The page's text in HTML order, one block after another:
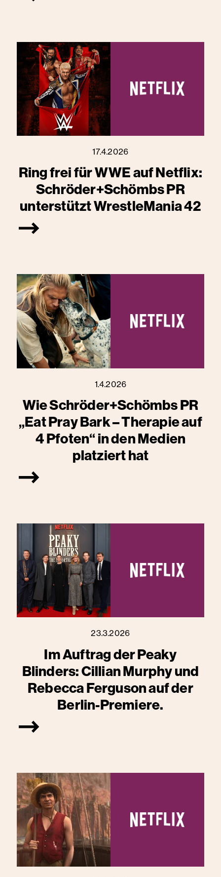
17.4.2026
Ring frei für WWE auf Netflix:
Schröder+Schömbs PR
unterstützt WrestleMania 42
1.4.2026
Wie Schröder+Schömbs PR
„Eat Pray Bark – Therapie auf
4 Pfoten“ in den Medien
platziert hat
23.3.2026
Im Auftrag der Peaky
Blinders: Cillian Murphy und
Rebecca Ferguson auf der
Berlin-Premiere.